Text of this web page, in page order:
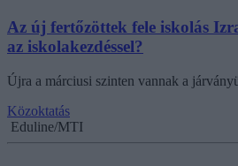
Az új fertőzöttek fele iskolás
az iskolakezdéssel?
Újra a márciusi szinten vannak a
Közoktatás
Eduline/MTI